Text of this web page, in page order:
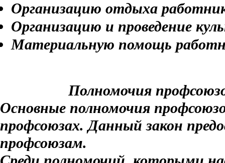
Организацию отдыха
Организацию и проведение
Материальную помощь
Полномочия
Основные полномочия
профсоюзах. Данный закон
профсоюзам.